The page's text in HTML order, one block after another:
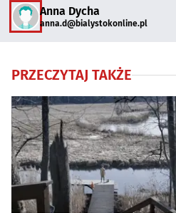
Anna Dycha
anna.d@bialystokonline.pl
PRZECZYTAJ TAKŻE